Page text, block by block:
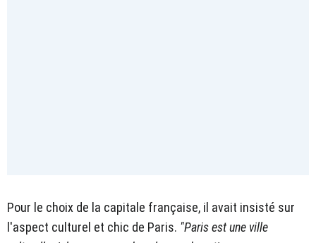
Pour le choix de la capitale française, il avait insisté sur
l'aspect culturel et chic de Paris. "Paris est une ville